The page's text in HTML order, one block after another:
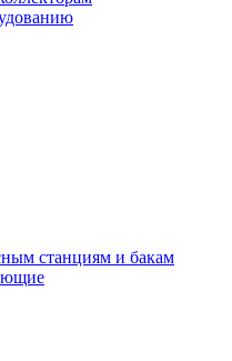
станциям и бакам